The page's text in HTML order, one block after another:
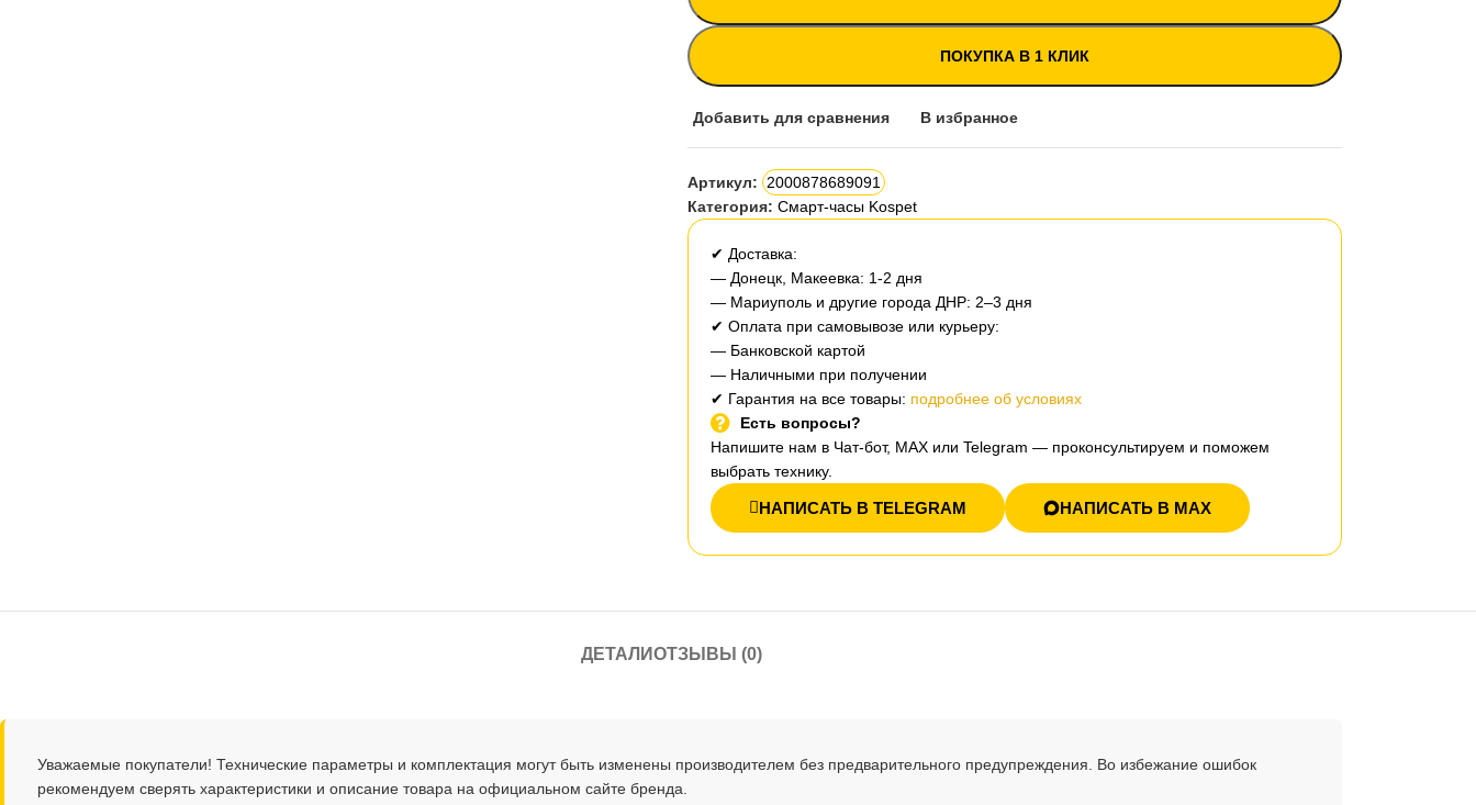
ПОКУПКА В 1 КЛИК
Добавить для сравнения В избранное
Артикул:
2000878689091
Категория: Смарт-часы Kospet
✔ Доставка:
— Донецк, Макеевка: 1-2 дня
— Мариуполь и другие города ДНР: 2–3 дня
✔ Оплата при самовывозе или курьеру:
— Банковской картой
— Наличными при получении
✔ Гарантия на все товары: подробнее об условиях
Есть вопросы?
Напишите нам в Чат-бот, MAX или Telegram — проконсультируем и поможем
выбрать технику.
НАПИСАТЬ В TELEGRAM НАПИСАТЬ В MAX
ДЕТАЛИОТЗЫВЫ (0)
Уважаемые покупатели! Технические параметры и комплектация могут быть изменены производителем без предварительного предупреждения. Во избежание ошибок
рекомендуем сверять характеристики и описание товара на официальном сайте бренда.